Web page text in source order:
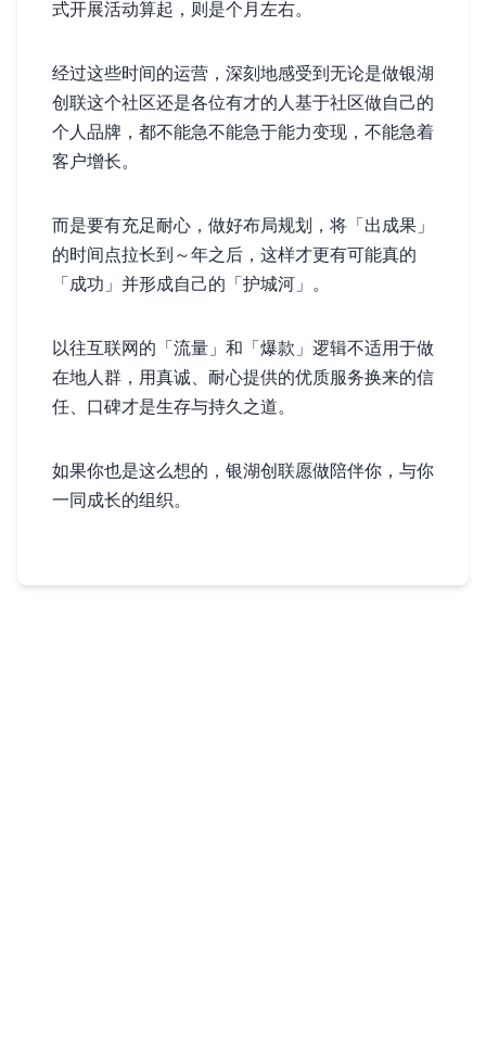
式开展活动算起，则是 4 个月左右。
经过这些时间的运营，深刻地感受到无论是做银湖
创联这个社区还是各位有才的人基于社区做自己的
个人品牌，都不能急——不能急于能力变现，不能急着
客户增长。
而是要有充足耐心，做好布局规划，将「出成果」
的时间点拉长到 1～3 年之后，这样才更有可能真的
「成功」并形成自己的「护城河」。
以往互联网的「流量」和「爆款」逻辑不适用于做
在地人群，用真诚、耐心提供的优质服务换来的信
任、口碑才是生存与持久之道。
如果你也是这么想的，银湖创联愿做陪伴你，与你
一同成长的组织。